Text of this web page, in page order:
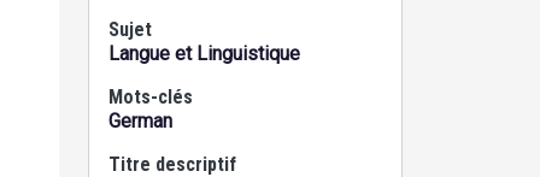
Sujet
Langue et Linguistique
Mots-clés
German
Titre descriptif